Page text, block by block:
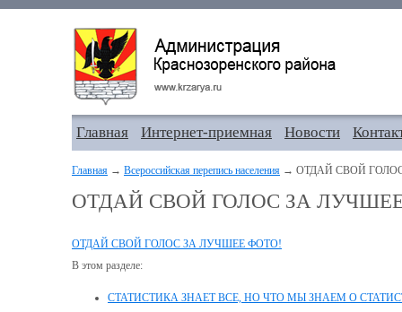
Главная Интернет-приемная Новости
Главная → Всероссийская перепись населения → ОТДАЙ СВОЙ
ОТДАЙ СВОЙ ГОЛОС ЗА
ОТДАЙ СВОЙ ГОЛОС ЗА ЛУЧШЕЕ ФОТО!
В этом разделе:
СТАТИСТИКА ЗНАЕТ ВСЕ, НО ЧТО МЫ ЗНАЕМ О